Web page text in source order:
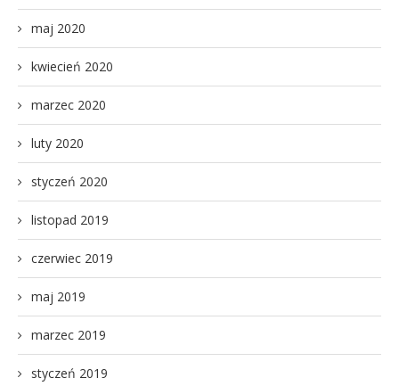
maj 2020
kwiecień 2020
marzec 2020
luty 2020
styczeń 2020
listopad 2019
czerwiec 2019
maj 2019
marzec 2019
styczeń 2019